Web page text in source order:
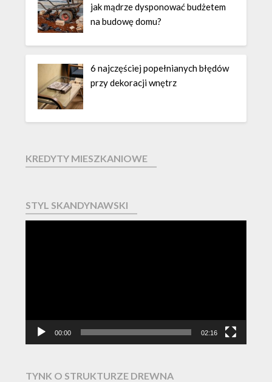
jak mądrze dysponować budżetem
na budowę domu?
6 najczęściej popełnianych błędów
przy dekoracji wnętrz
KREDYTY MIESZKANIOWE
STYL SKANDYNAWSKI
00:00 02:16
TYNK O STRUKTURZE DREWNA